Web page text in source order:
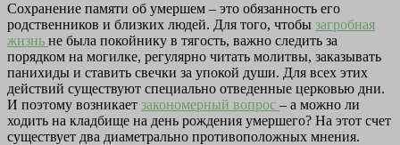
Сохранение памяти об умершем – это обязанность его
родственников и близких людей. Для того, чтобы загробная
жизнь не была покойнику в тягость, важно следить за
порядком на могилке, регулярно читать молитвы, заказывать
панихиды и ставить свечки за упокой души. Для всех этих
действий существуют специально отведенные церковью дни.
И поэтому возникает закономерный вопрос – а можно ли
ходить на кладбище на день рождения умершего? На этот счет
существует два диаметрально противоположных мнения.